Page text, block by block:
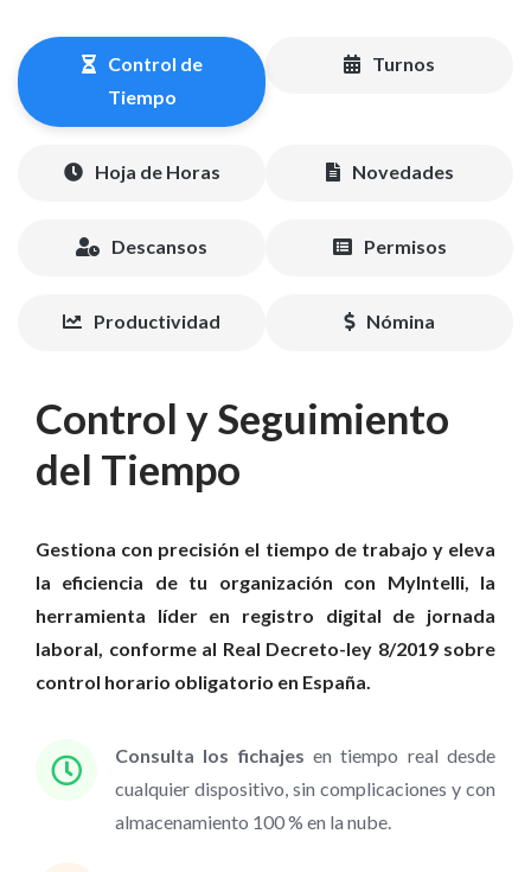
Control de
Tiempo
Turnos
Hoja de Horas Novedades
Descansos Permisos
Productividad Nómina
Control y Seguimiento
del Tiempo
Gestiona con precisión el tiempo de trabajo y eleva
la eficiencia de tu organización con MyIntelli, la
herramienta líder en registro digital de jornada
laboral, conforme al Real Decreto-ley 8/2019 sobre
control horario obligatorio en España.
Consulta los fichajes en tiempo real desde
cualquier dispositivo, sin complicaciones y con
almacenamiento 100 % en la nube.